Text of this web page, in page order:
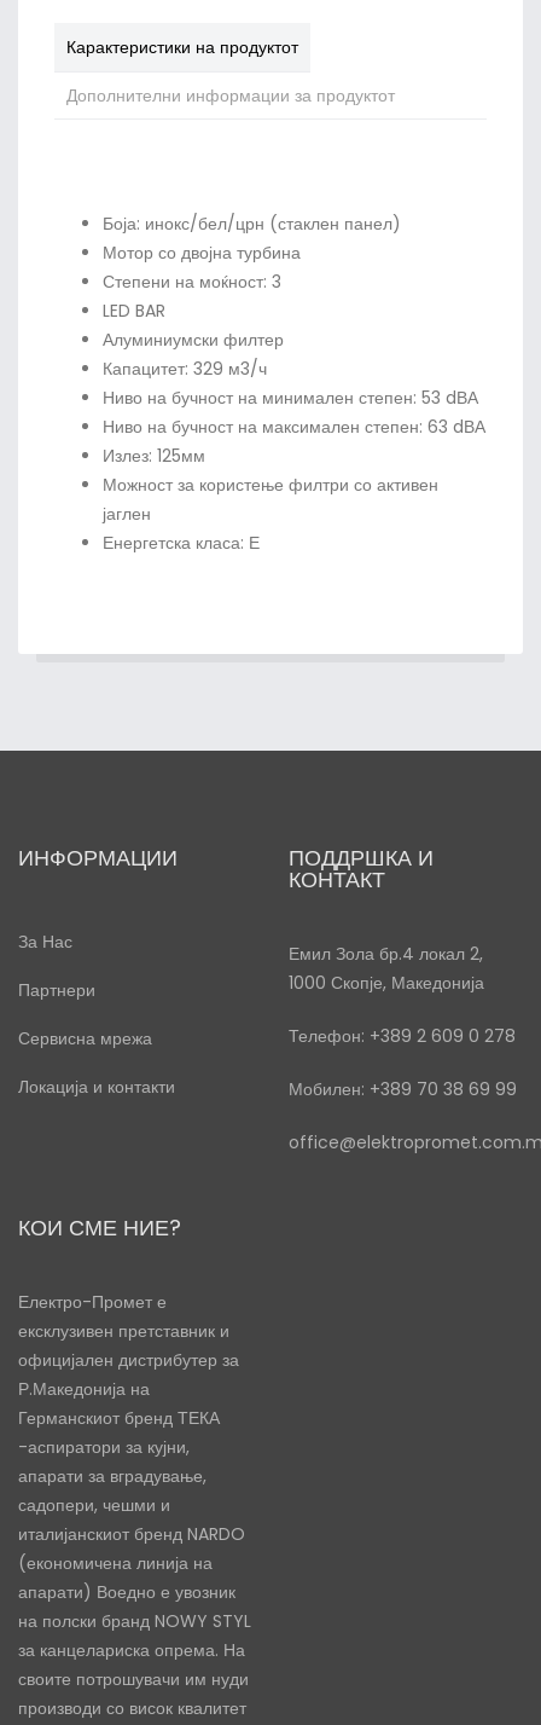
Карактеристики на продуктот
Дополнителни информации за продуктот
Боја: инокс/бел/црн (стаклен панел)
Мотор со двојна турбина
Степени на моќност: 3
LED BAR
Алуминиумски филтер
Капацитет: 329 м3/ч
Ниво на бучност на минимален степен: 53 dВА
Ниво на бучност на максимален степен: 63 dВА
Излез: 125мм
Можност за користење филтри со активен
јаглен
Енергетска класа: Е
ИНФОРМАЦИИ
За Нас
Партнери
Сервисна мрежа
Локација и контакти
ПОДДРШКА И
КОНТАКТ
Емил Зола бр.4 локал 2,
1000 Скопје, Македонија
Телефон: +389 2 609 0 278
Мобилен: +389 70 38 69 99
КОИ СМЕ НИЕ?
Електро-Промет е
ексклузивен претставник и
официјален дистрибутер за
Р.Македонија на
Германскиот бренд ТЕКА
-аспиратори за кујни,
апарати за вградување,
садопери, чешми и
италијанскиот бренд NARDO
(економичена линија на
апарати) Воедно е увозник
на полски бранд NOWY STYL
за канцелариска опрема. На
своите потрошувачи им нуди
производи со висок квалитет